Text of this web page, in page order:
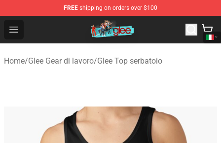
FREE shipping on orders over $100
Open menu
Glee Store - Official Glee Merchandise Shop
Home/Glee Gear di lavoro/Glee Top serbatoio